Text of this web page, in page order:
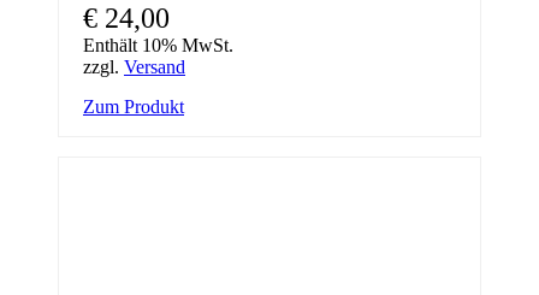
€ 24,00
Enthält 10% MwSt.
zzgl. Versand
Zum Produkt